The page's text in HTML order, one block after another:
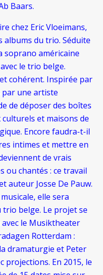
Baars.
chez Eric Vloeimans,
albums du trio. Séduite
soprano américaine
le trio belge.
cohérent. Inspirée par
par une artiste
de déposer des boîtes
et maisons de
Encore faudra-t-il
intimes et mettre en
de vrais
ou chantés : ce travail
auteur Josse De Pauw.
elle sera
trio belge. Le projet se
le Musiktheater
Rotterdam :
dramaturgie et Peter
projections. En 2015, le